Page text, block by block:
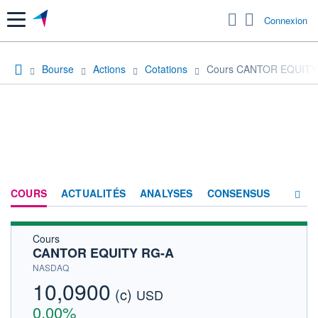
Menu Connexion
Bourse Actions Cotations Cours CANTOR
COURS ACTUALITÉS ANALYSES CONSENSUS
ACTIONNAIRES
Cours
CANTOR EQUITY RG-A
NASDAQ
10,0900 (c) USD
0,00%